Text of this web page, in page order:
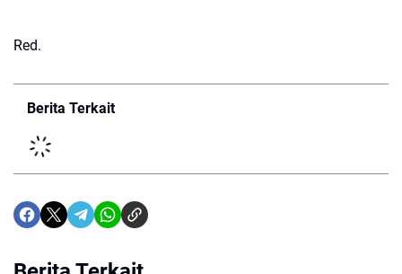
Red.
Berita Terkait